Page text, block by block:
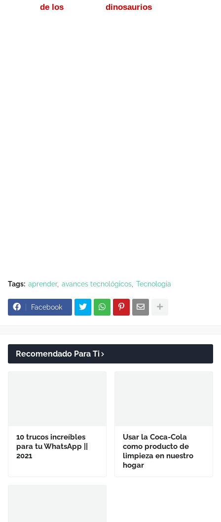
de los dinosaurios
Tags: aprender avances tecnológicos Tecnologia
Facebook
Recomendado Para Ti
10 trucos increíbles
para tu WhatsApp ||
2021
Usar la Coca-Cola
como producto de
limpieza en nuestro
hogar